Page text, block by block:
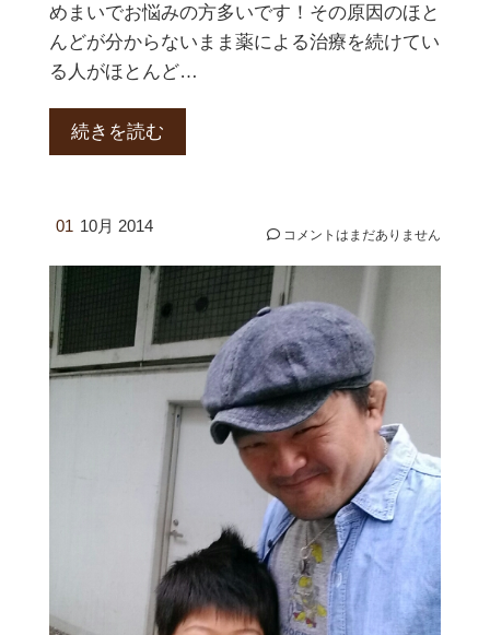
めまいでお悩みの方多いです！その原因のほと
んどが分からないまま薬による治療を続けてい
る人がほとんど…
続きを読む
01 10月 2014 コメントはまだありません